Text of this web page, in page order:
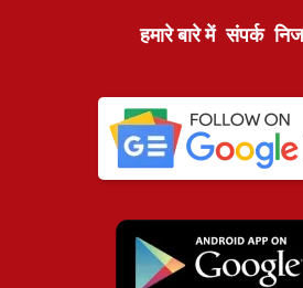
हमारे बारे में संपर्क